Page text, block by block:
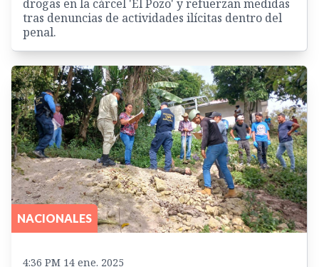
drogas en la cárcel 'El Pozo' y refuerzan medidas
tras denuncias de actividades ilícitas dentro del
penal.
NACIONALES
4:36 PM 14 ene. 2025